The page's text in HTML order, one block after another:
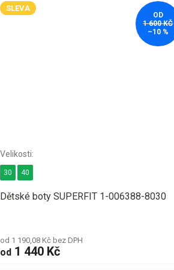
SLEVA
OD
1 600 KČ
–10 %
Dětské boty SUPERFIT 1-006388-8030
od 1 190,08 Kč bez DPH
od1 440 Kč
30 40